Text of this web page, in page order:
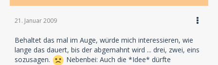
21. Januar 2009
Behaltet das mal im Auge, würde mich interessieren, wie
lange das dauert, bis der abgemahnt wird ... drei, zwei, eins
sozusagen.
Nebenbei: Auch die *Idee* dürfte